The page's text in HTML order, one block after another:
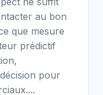
au bon
que mesure
prédictif
pour